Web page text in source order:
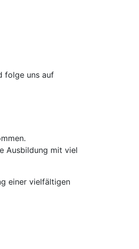
folge uns auf
Ausbildung mit viel
einer vielfältigen